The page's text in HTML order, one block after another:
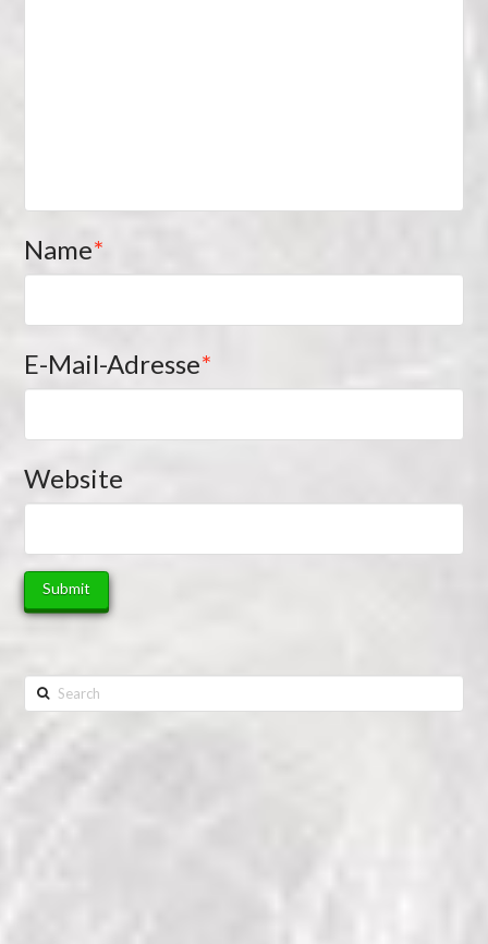
Name*
E-Mail-Adresse*
Website
Search